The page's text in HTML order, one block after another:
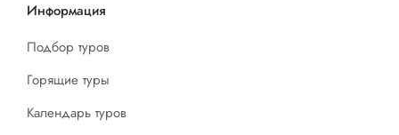
Информация
Подбор туров
Горящие туры
Календарь туров